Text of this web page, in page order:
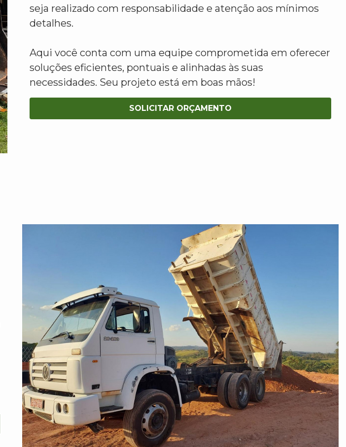
seja realizado com responsabilidade e atenção aos mínimos
detalhes.
Aqui você conta com uma equipe comprometida em oferecer
soluções eficientes, pontuais e alinhadas às suas
necessidades. Seu projeto está em boas mãos!
SOLICITAR ORÇAMENTO